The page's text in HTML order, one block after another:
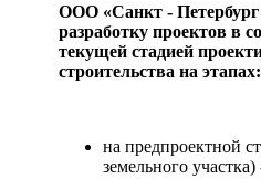
ООО «Санкт -
разработку проектов в
текущей стадией
строительства на этапах:
на предпроектной
земельного